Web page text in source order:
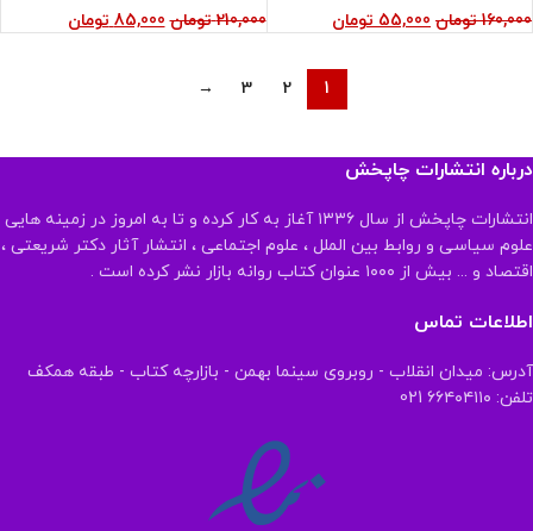
160,000 تومان 55,000 تومان 210,000 تومان 85,000 تومان
1
2
3
→
درباره انتشارات چاپخش
انتشارات چاپخش از سال ۱۳۳۶ آغاز به کار کرده و تا به امروز در زمینه هایی
علوم سیاسی و روابط بین الملل ، علوم اجتماعی ، انتشار آثار دکتر شریعتی ،
اقتصاد و ... بیش از ۱۰۰۰ عنوان کتاب روانه بازار نشر کرده است .
اطلاعات تماس
آدرس: میدان انقلاب - روبروی سینما بهمن - بازارچه کتاب - طبقه همکف
تلفن: ۶۶۴۰۴۱۱۰ 021